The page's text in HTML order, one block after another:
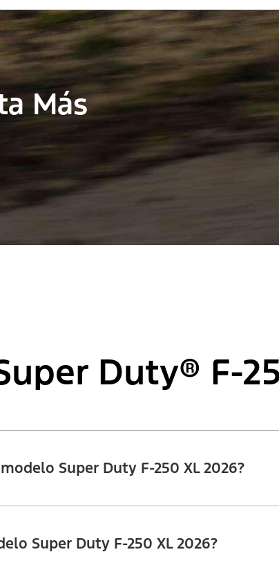
Más
Duty® F-
Super Duty F-250 XL 2026?
Super Duty F-250 XL 2026?